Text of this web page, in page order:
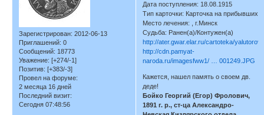
Зарегистрирован: 2012-06-13
Приглашений: 0
Сообщений: 18773
Уважение: [+274/-1]
Позитив: [+383/-3]
Провел на форуме:
2 месяца 16 дней
Последний визит:
Сегодня 07:48:56
Дата поступления: 18.08.1915
Тип карточки: Карточка на прибывших
Место лечения: , г.Минск
Судьба: Ранен(а)/Контужен(а)
http://ater.gwar.elar.ru/cartoteka/
http://cdn.pamyat-
naroda.ru/imagesfww1/ … 001249.JPG
Кажется, нашел память о своем дв.
деде!
Бойко Георгий (Егор) Фролович,
1891 г. р., ст-ца Александро-